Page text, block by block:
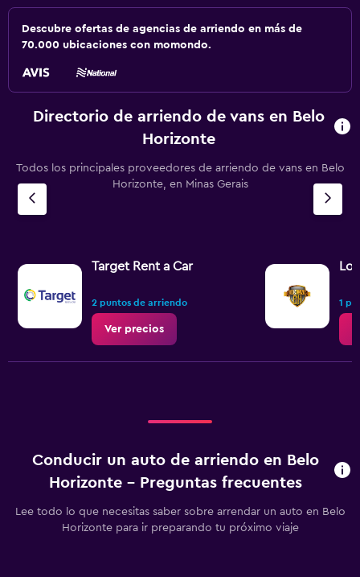
Descubre ofertas de agencias de arriendo en más de
70.000 ubicaciones con momondo.
Directorio de arriendo de vans en Belo
Horizonte
Todos los principales proveedores de arriendo de vans en Belo
Horizonte, en Minas Gerais
Target Rent a Car
2 puntos de arriendo
Ver precios
1
Conducir un auto de arriendo en Belo
Horizonte - Preguntas frecuentes
Lee todo lo que necesitas saber sobre arrendar un auto en Belo
Horizonte para ir preparando tu próximo viaje